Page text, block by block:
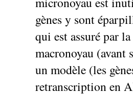
gènes y sont
qui est assuré par
macronoyau
un modèle (les
retranscription en